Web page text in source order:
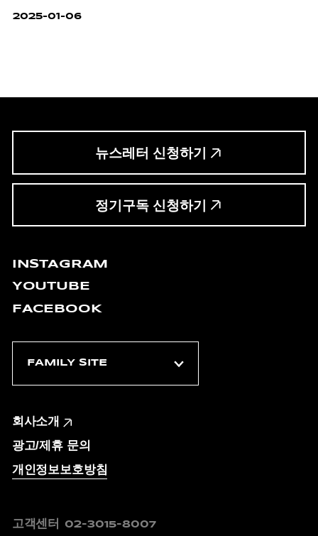
2025-01-06
뉴스레터 신청하기
정기구독 신청하기
INSTAGRAM
YOUTUBE
FACEBOOK
회사소개
광고/제휴 문의
개인정보보호방침
고객센터 02-3015-8007